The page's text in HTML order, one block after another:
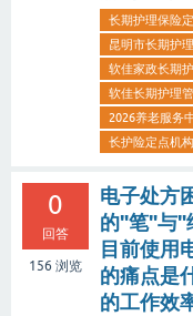
长期护理保险
昆明市长期护
软佳家政长期
软佳长期护理
2026养老服务
长护险定点机
0
回答
156 浏览
电子处方
的"笔"与"
目前使用
的痛点是
的工作效